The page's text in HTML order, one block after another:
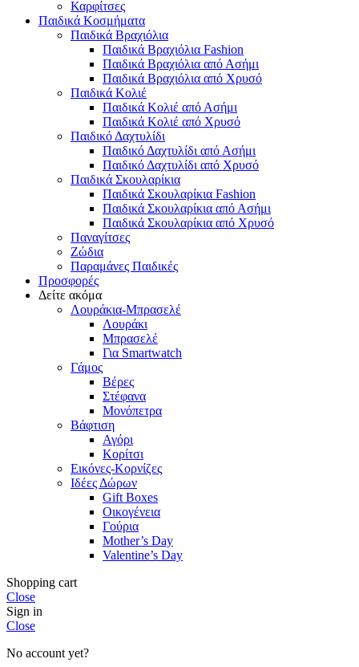
Καρφίτσες
Παιδικά Κοσμήματα
Παιδικά Βραχιόλια
Παιδικά Βραχιόλια Fashion
Παιδικά Βραχιόλια από Ασήμι
Παιδικά Βραχιόλια από Χρυσό
Παιδικά Κολιέ
Παιδικά Κολιέ από Ασήμι
Παιδικά Κολιέ από Χρυσό
Παιδικό Δαχτυλίδι
Παιδικό Δαχτυλίδι από Ασήμι
Παιδικό Δαχτυλίδι από Χρυσό
Παιδικά Σκουλαρίκια
Παιδικά Σκουλαρίκια Fashion
Παιδικά Σκουλαρίκια από Ασήμι
Παιδικά Σκουλαρίκια από Χρυσό
Παναγίτσες
Ζώδια
Παραμάνες Παιδικές
Προσφορές
Δείτε ακόμα
Λουράκια-Μπρασελέ
Λουράκι
Μπρασελέ
Για Smartwatch
Γάμος
Βέρες
Στέφανα
Μονόπετρα
Βάφτιση
Αγόρι
Κορίτσι
Εικόνες-Κορνίζες
Ιδέες Δώρων
Gift Boxes
Οικογένεια
Γούρια
Mother’s Day
Valentine’s Day
Shopping cart
Close
Sign in
Close
No account yet?